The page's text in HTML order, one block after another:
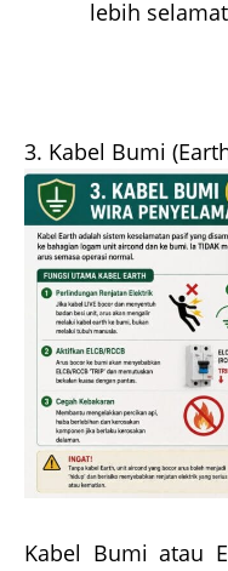
lebih
3. Kabel Bumi
Kabel Bumi atau